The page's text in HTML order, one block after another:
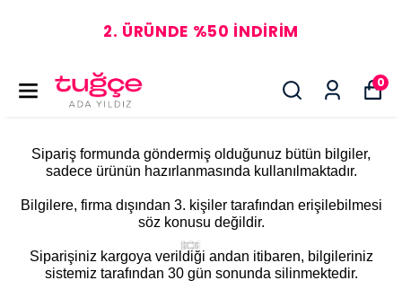
🍭
🍬
🍭
2. ÜRÜNDE %50 İNDİRİM
0
Sipariş formunda göndermiş olduğunuz bütün bilgiler,
sadece ürünün hazırlanmasında kullanılmaktadır.
Bilgilere, firma dışından 3. kişiler tarafından erişilebilmesi
söz konusu değildir.
Siparişiniz kargoya verildiği andan itibaren, bilgileriniz
sistemiz tarafından 30 gün sonunda silinmektedir.